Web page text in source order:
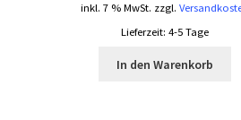
inkl. 7 % MwSt. zzgl.
Lieferzeit: 4-5 Tage
In den Warenkorb